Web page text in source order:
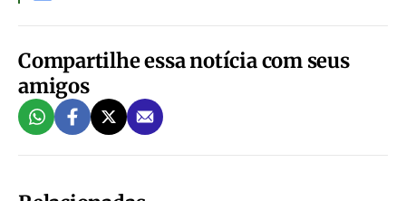
Compartilhe essa notícia com seus
amigos